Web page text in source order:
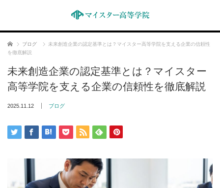
ホーム ブログ
未来創造企業の認定基準とは？マイスター高等学院を支える企業の信頼性
を徹底解説
未来創造企業の認定基準とは？マイスター
高等学院を支える企業の信頼性を徹底解説
2025.11.12 ブログ